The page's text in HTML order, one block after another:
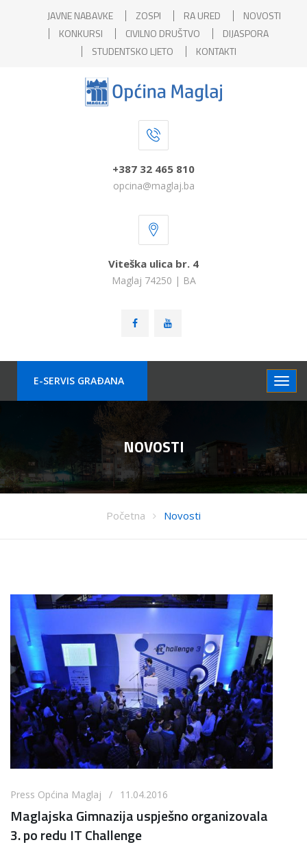
JAVNE NABAVKE ZOSPI RA URED
NOVOSTI
KONKURSI
CIVILNO DRUŠTVO
DIJASPORA
STUDENTSKO LJETO
KONTAKTI
+387 32 465 810
opcina@maglaj.ba
Viteška ulica br. 4
Maglaj 74250 | BA
E-SERVIS GRAÐANA
NOVOSTI
Početna Novosti
Press Općina Maglaj / 11.04.2016
Maglajska Gimnazija uspješno organizovala
3. po redu IT Challenge